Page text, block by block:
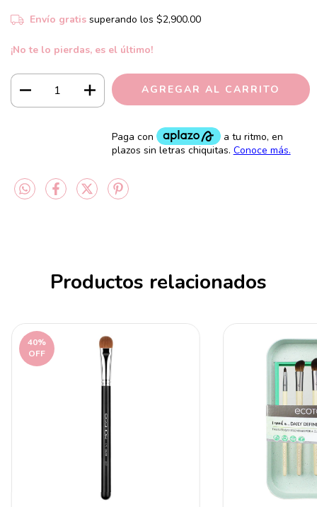
Envío gratis superando los $2,900.00
¡No te lo pierdas, es el último!
Productos relacionados
40%
OFF